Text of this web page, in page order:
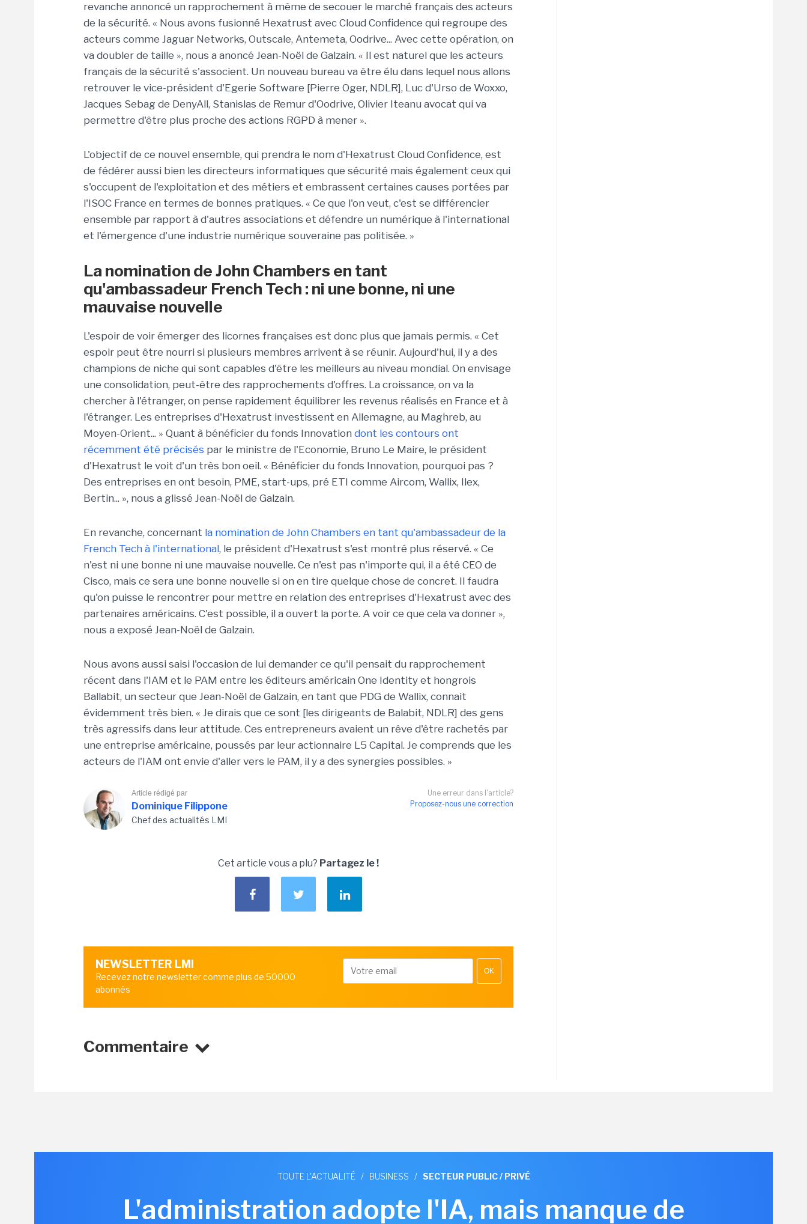
revanche annoncé un rapprochement à même de secouer le marché français des acteurs
de la sécurité. « Nous avons fusionné Hexatrust avec Cloud Confidence qui regroupe des
acteurs comme Jaguar Networks, Outscale, Antemeta, Oodrive... Avec cette opération, on
va doubler de taille », nous a anoncé Jean-Noël de Galzain. « Il est naturel que les acteurs
français de la sécurité s'associent. Un nouveau bureau va être élu dans lequel nous allons
retrouver le vice-président d'Egerie Software [Pierre Oger, NDLR], Luc d'Urso de Woxxo,
Jacques Sebag de DenyAll, Stanislas de Remur d'Oodrive, Olivier Iteanu avocat qui va
permettre d'être plus proche des actions RGPD à mener ».
L'objectif de ce nouvel ensemble, qui prendra le nom d'Hexatrust Cloud Confidence, est
de fédérer aussi bien les directeurs informatiques que sécurité mais également ceux qui
s'occupent de l'exploitation et des métiers et embrassent certaines causes portées par
l'ISOC France en termes de bonnes pratiques. « Ce que l'on veut, c'est se différencier
ensemble par rapport à d'autres associations et défendre un numérique à l'international
et l'émergence d'une industrie numérique souveraine pas politisée. »
La nomination de John Chambers en tant
qu'ambassadeur French Tech : ni une bonne, ni une
mauvaise nouvelle
L'espoir de voir émerger des licornes françaises est donc plus que jamais permis. « Cet
espoir peut être nourri si plusieurs membres arrivent à se réunir. Aujourd'hui, il y a des
champions de niche qui sont capables d'être les meilleurs au niveau mondial. On envisage
une consolidation, peut-être des rapprochements d'offres. La croissance, on va la
chercher à l'étranger, on pense rapidement équilibrer les revenus réalisés en France et à
l'étranger. Les entreprises d'Hexatrust investissent en Allemagne, au Maghreb, au
Moyen-Orient... » Quant à bénéficier du fonds Innovation dont les contours ont
récemment été précisés par le ministre de l'Economie, Bruno Le Maire, le président
d'Hexatrust le voit d'un très bon oeil. « Bénéficier du fonds Innovation, pourquoi pas ?
Des entreprises en ont besoin, PME, start-ups, pré ETI comme Aircom, Wallix, Ilex,
Bertin... », nous a glissé Jean-Noël de Galzain.
En revanche, concernant la nomination de John Chambers en tant qu'ambassadeur de la
French Tech à l'international, le président d'Hexatrust s'est montré plus réservé. « Ce
n'est ni une bonne ni une mauvaise nouvelle. Ce n'est pas n'importe qui, il a été CEO de
Cisco, mais ce sera une bonne nouvelle si on en tire quelque chose de concret. Il faudra
qu'on puisse le rencontrer pour mettre en relation des entreprises d'Hexatrust avec des
partenaires américains. C'est possible, il a ouvert la porte. A voir ce que cela va donner »,
nous a exposé Jean-Noël de Galzain.
Nous avons aussi saisi l'occasion de lui demander ce qu'il pensait du rapprochement
récent dans l'IAM et le PAM entre les éditeurs américain One Identity et hongrois
Ballabit, un secteur que Jean-Noël de Galzain, en tant que PDG de Wallix, connait
évidemment très bien. « Je dirais que ce sont [les dirigeants de Balabit, NDLR] des gens
très agressifs dans leur attitude. Ces entrepreneurs avaient un rêve d'être rachetés par
une entreprise américaine, poussés par leur actionnaire L5 Capital. Je comprends que les
acteurs de l'IAM ont envie d'aller vers le PAM, il y a des synergies possibles. »
Une erreur dans l'article?
Proposez-nous une correction
Article rédigé par
Dominique Filippone
Chef des actualités LMI
Cet article vous a plu? Partagez le !
NEWSLETTER LMI
Recevez notre newsletter comme plus de 50000
abonnés
OK
Commentaire
TOUTE L'ACTUALITÉ / BUSINESS / SECTEUR PUBLIC / PRIVÉ
L'administration adopte l'IA, mais manque de